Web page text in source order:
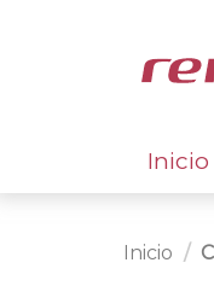
Inicio
Inicio